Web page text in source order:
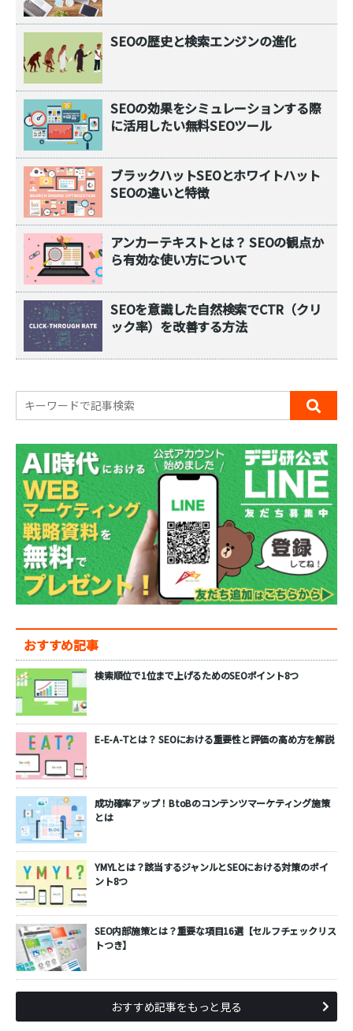
SEOの歴史と検索エンジンの進化
SEOの効果をシミュレーションする際
に活用したい無料SEOツール
ブラックハットSEOとホワイトハット
SEOの違いと特徴
アンカーテキストとは？ SEOの観点か
ら有効な使い方について
SEOを意識した自然検索でCTR（クリ
ック率）を改善する方法
おすすめ記事
検索順位で1位まで上げるためのSEOポイント8つ
E-E-A-Tとは？ SEOにおける重要性と評価の高め方を解説
成功確率アップ！BtoBのコンテンツマーケティング施策
とは
YMYLとは？該当するジャンルとSEOにおける対策のポイ
ント8つ
SEO内部施策とは？重要な項目16選【セルフチェックリス
トつき】
おすすめ記事をもっと見る